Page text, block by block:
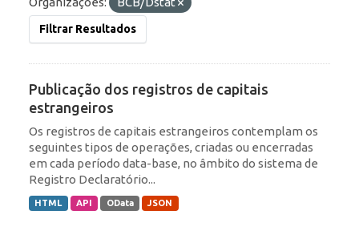
Filtrar Resultados
Publicação dos registros de capitais
estrangeiros
Os registros de capitais estrangeiros contemplam os
seguintes tipos de operações, criadas ou encerradas
em cada período data-base, no âmbito do sistema de
Registro Declaratório...
HTML API OData JSON